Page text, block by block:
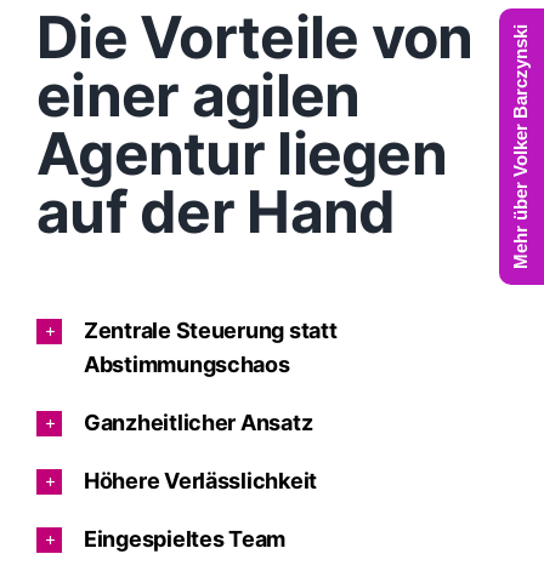
Die Vorteile von
einer agilen
Agentur liegen
auf der Hand
Zentrale Steuerung statt
Abstimmungschaos
Ganzheitlicher Ansatz
Höhere Verlässlichkeit
Eingespieltes Team
Mehr über Volker Barczynski